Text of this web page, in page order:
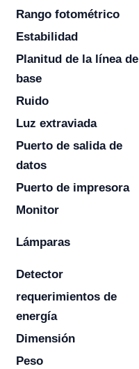
Rango fotométrico
Estabilidad
Planitud de la línea de
base
Ruido
Luz extraviada
Puerto de salida de
datos
Puerto de impresora
Monitor
Lámparas
Detector
requerimientos de
energía
Dimensión
Peso